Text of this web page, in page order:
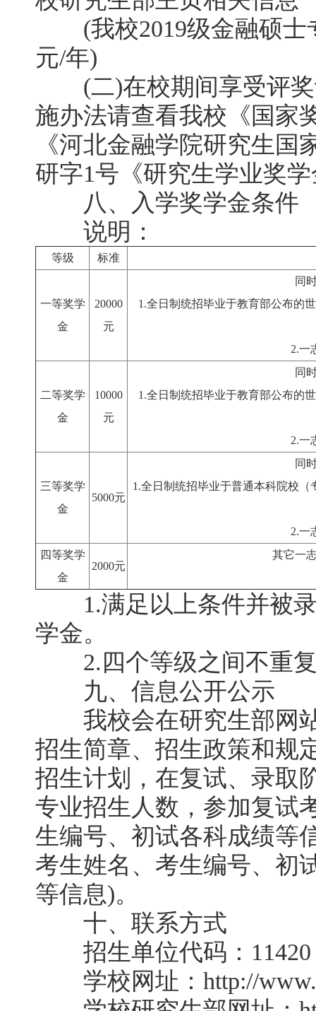
(我校2019级金融硕士
元/年)
(二)在校期间享受评奖
施办法请查看我校《国家
《河北金融学院研究生
研字1号《研究生学业奖
八、入学奖学金条件
说明：
等级 标准
一等奖学
金
20000
元
同
1.全日制统招毕业于教育部公布的
2.一
二等奖学
金
10000
元
同
1.全日制统招毕业于教育部公布的
2.一
三等奖学
金
5000元
同
1.全日制统招毕业于普通本科院校
2.一
四等奖学
金
2000元
其它一
1.满足以上条件并被录
学金。
2.四个等级之间不重
九、信息公开公示
我校会在研究生部网站
招生简章、招生政策和规
招生计划，在复试、录取
专业招生人数，参加复试
生编号、初试各科成绩等
考生姓名、考生编号、初
等信息)。
十、联系方式
招生单位代码：11420
学校网址：http://